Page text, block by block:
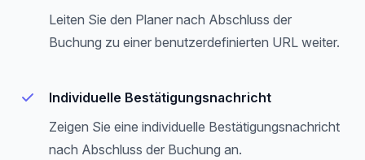
Leiten Sie den Planer nach Abschluss der
Buchung zu einer benutzerdefinierten URL weiter.
Individuelle Bestätigungsnachricht
Zeigen Sie eine individuelle Bestätigungsnachricht
nach Abschluss der Buchung an.